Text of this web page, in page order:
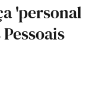
'personal